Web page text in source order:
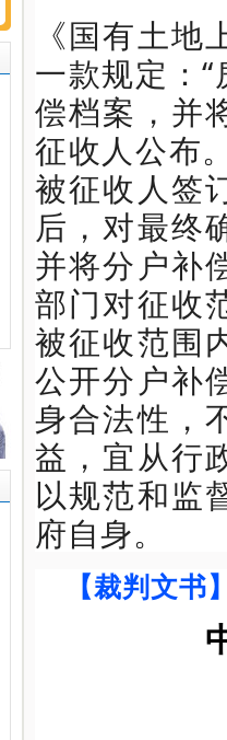
《国有土
一款规定：
偿档案，并
征收人公布
被征收人签
后，对最终
并将分户补
部门对征收
被征收范围
公开分户补
身合法性，
益，宜从行
以规范和监
府自身。
【裁判文书